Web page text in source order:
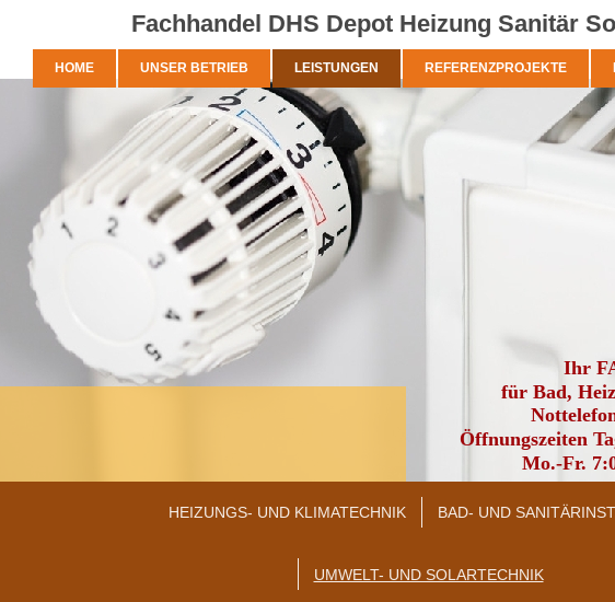
Fachhandel DHS Depot Heizung Sanitär
HOME UNSER BETRIEB LEISTUNGEN REFERENZPROJEKTE
Ihr
für Bad,
Öffnungszeiten
Mo.-Fr.
HEIZUNGS- UND KLIMATECHNIK BAD- UND
UMWELT- UND SOLARTECHNIK